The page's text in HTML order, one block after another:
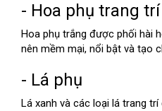
- Hoa phụ trang trí
Hoa phụ trắng được phối hài
nên mềm mại, nổi bật và tạo
- Lá phụ
Lá xanh và các loại lá trang